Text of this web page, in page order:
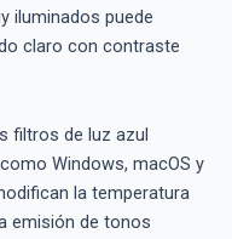
iluminados puede
claro con contraste
filtros de luz azul
Windows, macOS y
la temperatura
emisión de tonos